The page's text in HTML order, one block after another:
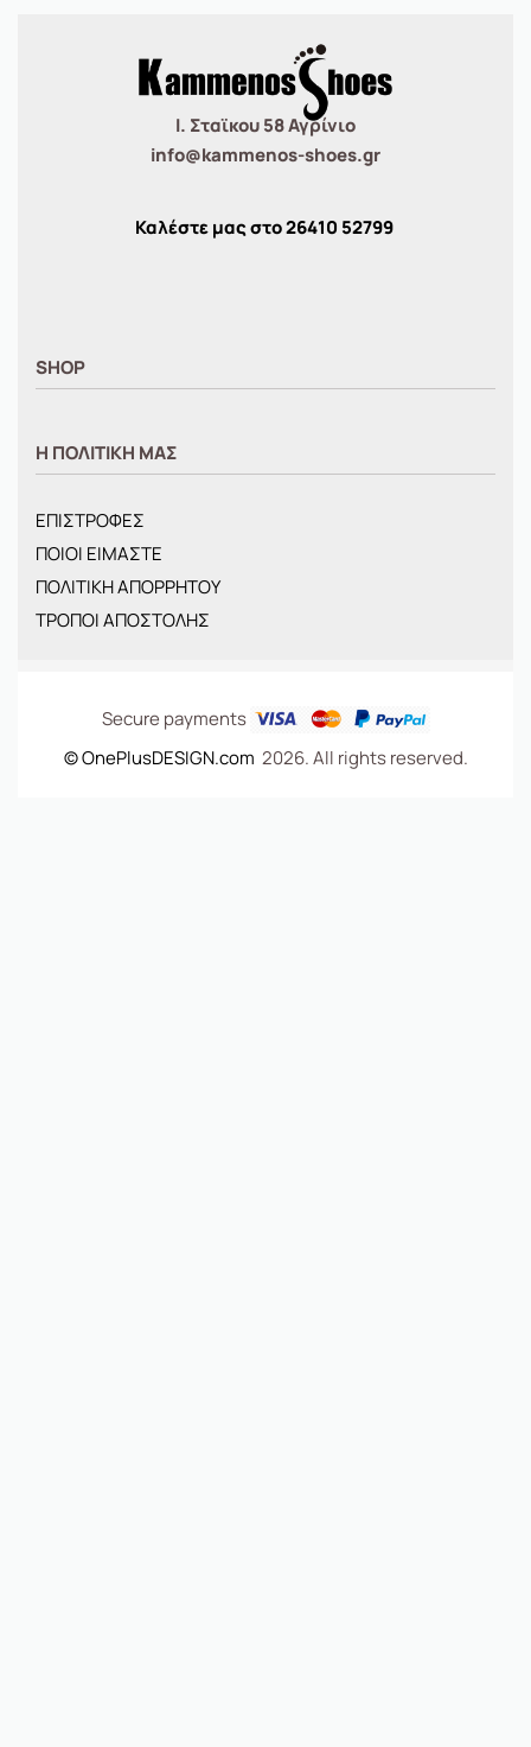
Ι. Σταϊκου 58 Αγρίνιο
info@kammenos-shoes.gr
Καλέστε μας στο26410 52799
SHOP
ΓΥΝΑΙΚΕΙΑ
BRANDS
ΝΕΕΣ ΑΦΙΞΕΙΣ
OFFERS
ΤΣΑΝΤΕΣ
Η ΠΟΛΙΤΙΚΗ ΜΑΣ
ΕΠΙΣΤΡΟΦΕΣ
ΠΟΙΟΙ ΕΙΜΑΣΤΕ
ΠΟΛΙΤΙΚΗ ΑΠΟΡΡΗΤΟΥ
ΤΡΟΠΟΙ ΑΠΟΣΤΟΛΗΣ
Secure payments
© OnePlusDESIGN.com 2026. All rights reserved.